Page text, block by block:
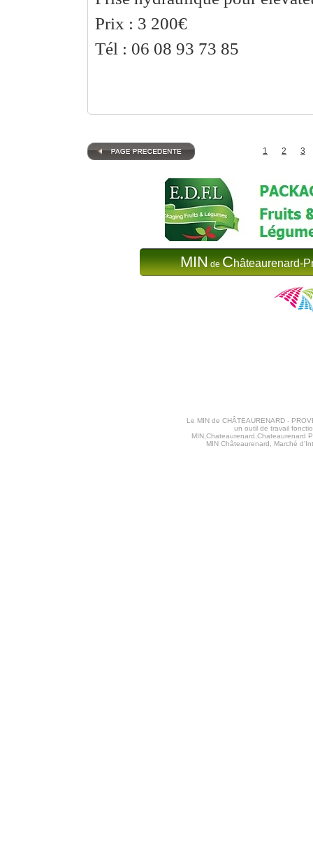
Prix : 3 200€
Tél : 06 08 93 73 85
1 2 3
MINdeChâteaurenard-
Le MIN de CHÂTEAURENARD -
un outil de travail
MIN,Chateaurenard,Chateaurenard
MIN Châteaurenard, Marché